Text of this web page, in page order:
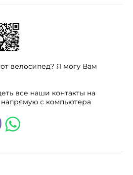
велосипед? Я могу Вам
все наши контакты на
с компьютера